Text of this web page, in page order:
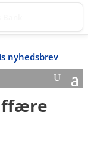
nyhedsbrev